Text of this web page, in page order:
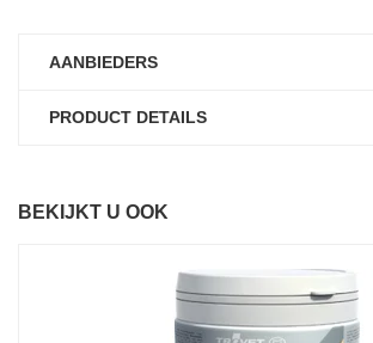
AANBIEDERS
PRODUCT DETAILS
BEKIJKT U OOK